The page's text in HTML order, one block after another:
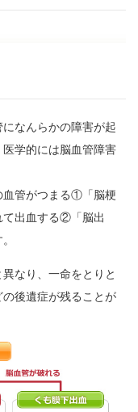
なんらかの障害が起
学的には脳血管障害
血管がつまる①「脳梗
て出血する②「脳出
なり、一命をとりと
後遺症が残ることが